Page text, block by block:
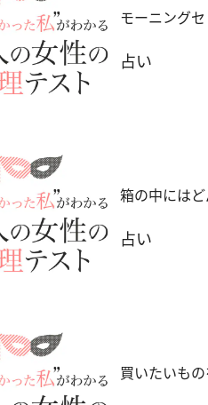
モーニング
占い
箱の中には
占い
買いたいも